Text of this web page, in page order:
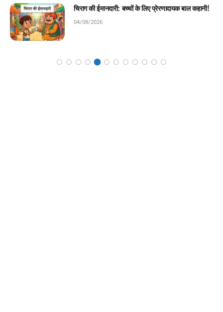
मेहनत की पहली सीढ़ी: बच्चों के लिए प्रेरणादायक बाल
कहानी!